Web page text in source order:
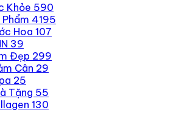
Khỏe 590
Phẩm 4195
Hoa 107
39
Đẹp 299
Cân 29
25
Tặng 55
130